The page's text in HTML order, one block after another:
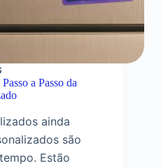
a Passo da
ainda
são
Estão